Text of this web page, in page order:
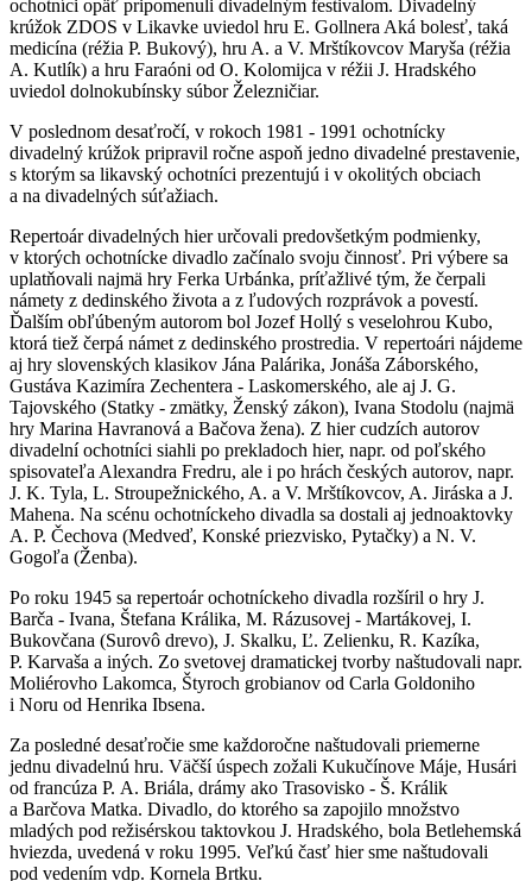
ochotníci opäť pripomenuli divadelným festivalom. Divadelný
krúžok ZDOS v Likavke uviedol hru E. Gollnera Aká bolesť, taká
medicína (réžia P. Bukový), hru A. a V. Mrštíkovcov Maryša (réžia
A. Kutlík) a hru Faraóni od O. Kolomijca v réžii J. Hradského
uviedol dolnokubínsky súbor Železničiar.
V poslednom desaťročí, v rokoch 1981 - 1991 ochotnícky
divadelný krúžok pripravil ročne aspoň jedno divadelné prestavenie,
s ktorým sa likavský ochotníci prezentujú i v okolitých obciach
a na divadelných súťažiach.
Repertoár divadelných hier určovali predovšetkým podmienky,
v ktorých ochotnícke divadlo začínalo svoju činnosť. Pri výbere sa
uplatňovali najmä hry Ferka Urbánka, príťažlivé tým, že čerpali
námety z dedinského života a z ľudových rozprávok a povestí.
Ďalším obľúbeným autorom bol Jozef Hollý s veselohrou Kubo,
ktorá tiež čerpá námet z dedinského prostredia. V repertoári nájdeme
aj hry slovenských klasikov Jána Palárika, Jonáša Záborského,
Gustáva Kazimíra Zechentera - Laskomerského, ale aj J. G.
Tajovského (Statky - zmätky, Ženský zákon), Ivana Stodolu (najmä
hry Marina Havranová a Bačova žena). Z hier cudzích autorov
divadelní ochotníci siahli po prekladoch hier, napr. od poľského
spisovateľa Alexandra Fredru, ale i po hrách českých autorov, napr.
J. K. Tyla, L. Stroupežnického, A. a V. Mrštíkovcov, A. Jiráska a J.
Mahena. Na scénu ochotníckeho divadla sa dostali aj jednoaktovky
A. P. Čechova (Medveď, Konské priezvisko, Pytačky) a N. V.
Gogoľa (Ženba).
Po roku 1945 sa repertoár ochotníckeho divadla rozšíril o hry J.
Barča - Ivana, Štefana Králika, M. Rázusovej - Martákovej, I.
Bukovčana (Surovô drevo), J. Skalku, Ľ. Zelienku, R. Kazíka,
P. Karvaša a iných. Zo svetovej dramatickej tvorby naštudovali napr.
Moliérovho Lakomca, Štyroch grobianov od Carla Goldoniho
i Noru od Henrika Ibsena.
Za posledné desaťročie sme každoročne naštudovali priemerne
jednu divadelnú hru. Väčší úspech zožali Kukučínove Máje, Husári
od francúza P. A. Briála, drámy ako Trasovisko - Š. Králik
a Barčova Matka. Divadlo, do ktorého sa zapojilo množstvo
mladých pod režisérskou taktovkou J. Hradského, bola Betlehemská
hviezda, uvedená v roku 1995. Veľkú časť hier sme naštudovali
pod vedením vdp. Kornela Brtku.